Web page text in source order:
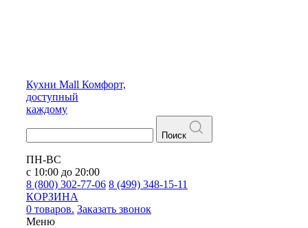
Кухни Mall Комфорт,
доступный
каждому
Поиск
ПН-ВС
с 10:00 до 20:00
8 (800) 302-77-06 8 (499) 348-15-11
КОРЗИНА
0 товаров. Заказать звонок
Меню